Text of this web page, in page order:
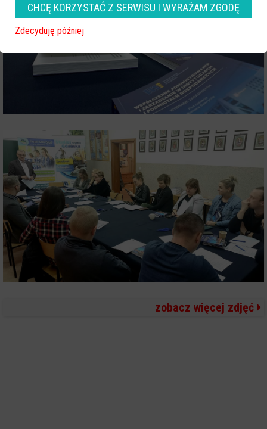
zobacz więcej zdjęć
CHCĘ KORZYSTAĆ Z SERWISU I WYRAŻAM ZGODĘ
Zdecyduję później